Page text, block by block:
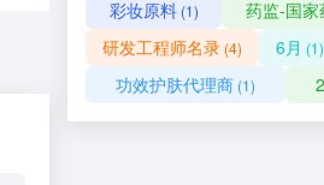
彩妆原料(1) 药监-国家
研发工程师名录 (4) 6月 (1)
功效护肤代理商 (1)